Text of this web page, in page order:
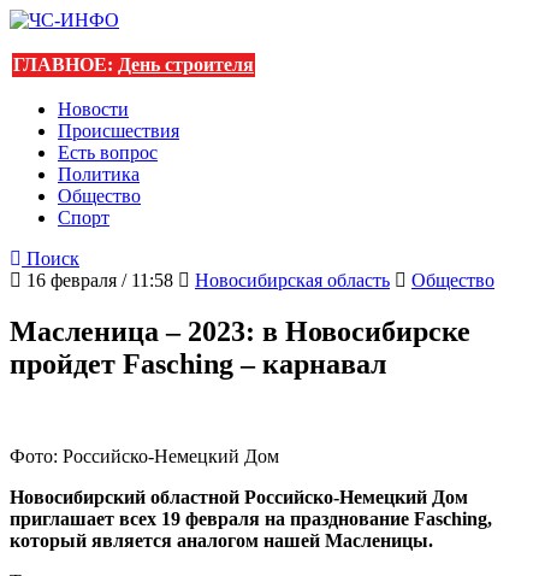
ГЛАВНОЕ: День строителя
Новости
Происшествия
Есть вопрос
Политика
Общество
Спорт
Поиск
16 февраля / 11:58
Новосибирская область Общество
Масленица – 2023: в Новосибирске
пройдет Fasching – карнавал
Фото: Российско-Немецкий Дом
Новосибирский областной Российско-Немецкий Дом
приглашает всех 19 февраля на празднование Fasching,
который является аналогом нашей Масленицы.